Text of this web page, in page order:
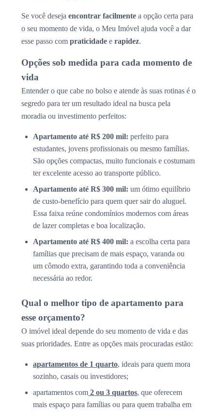
Se você deseja encontrar facilmente a opção certa para
o seu momento de vida, o Meu Imóvel ajuda você a dar
esse passo com praticidade e rapidez.
Opções sob medida para cada momento de
vida
Entender o que cabe no bolso e atende às suas rotinas é o
segredo para ter um resultado ideal na busca pela
moradia ou investimento perfeitos:
Apartamento até R$ 200 mil: perfeito para
estudantes, jovens profissionais ou mesmo famílias.
São opções compactas, muito funcionais e costumam
ter excelente acesso ao transporte público.
Apartamento até R$ 300 mil: um ótimo equilíbrio
de custo-benefício para quem quer sair do aluguel.
Essa faixa reúne condomínios modernos com áreas
de lazer completas e boa localização.
Apartamento até R$ 400 mil: a escolha certa para
famílias que precisam de mais espaço, varanda ou
um cômodo extra, garantindo toda a conveniência
necessária ao redor.
Qual o melhor tipo de apartamento para
esse orçamento?
O imóvel ideal depende do seu momento de vida e das
suas prioridades. Entre as opções mais procuradas estão:
apartamentos de 1 quarto, ideais para quem mora
sozinho, casais ou investidores;
apartamentos com 2 ou 3 quartos, que oferecem
mais espaço para famílias ou para quem trabalha em